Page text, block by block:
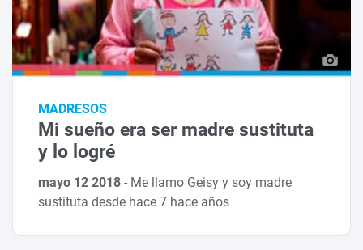
MADRESOS
Mi sueño era ser madre sustituta
y lo logré
mayo 12 2018- Me llamo Geisy y soy madre
sustituta desde hace 7 hace años